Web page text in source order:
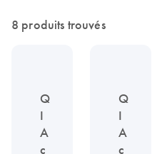
8 produits trouvés
Q
I
A
c
Q
I
A
c